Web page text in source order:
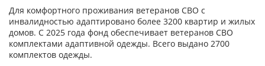
Для комфортного проживания ветеранов СВО с
инвалидностью адаптировано более 3200 квартир и жилых
домов. С 2025 года фонд обеспечивает ветеранов СВО
комплектами адаптивной одежды. Всего выдано 2700
комплектов одежды.